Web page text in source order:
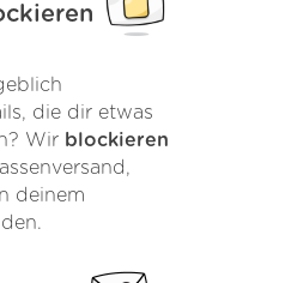
die dir etwas
Wir blockieren
deinem